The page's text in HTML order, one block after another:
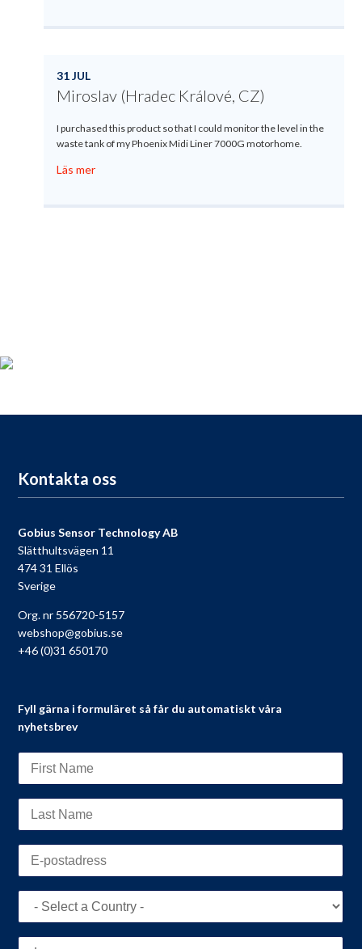
31 JUL
Miroslav (Hradec Králové, CZ)
I purchased this product so that I could monitor the level in the
waste tank of my Phoenix Midi Liner 7000G motorhome.
Läs mer
Kontakta oss
Gobius Sensor Technology AB
Slätthultsvägen 11
474 31 Ellös
Sverige
Org. nr 556720-5157
webshop@gobius.se
+46 (0)31 650170
Fyll gärna i formuläret så får du automatiskt våra
nyhetsbrev